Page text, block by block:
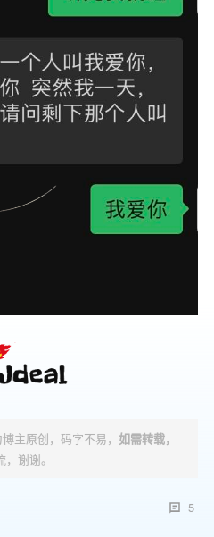
主原创，码字不易， 如需转载，
谢谢。
5